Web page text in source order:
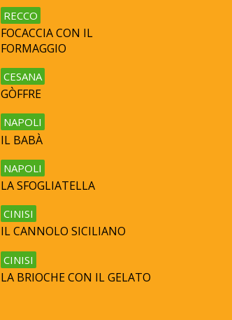
RECCO
FOCACCIA CON IL
FORMAGGIO
CESANA
GÒFFRE
NAPOLI
IL BABÀ
NAPOLI
LA SFOGLIATELLA
CINISI
IL CANNOLO SICILIANO
CINISI
LA BRIOCHE CON IL GELATO